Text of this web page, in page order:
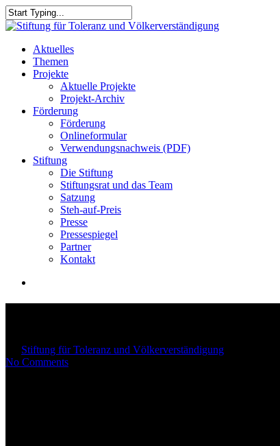
Skip
to
content
Close
search
Menu
Aktuelles
Themen
Projekte
Aktuelle Projekte
Projekt-Archiv
Förderung
Förderung
Onlineformular
Verwendungsnachweis (PDF)
Stiftung
Die Stiftung
Stiftungsrat und das Team
Satzung
Steh-auf-Preis
Presse
Pressespiegel
Partner
Kontakt
Stiftung für Toleranz und Völkerverständigung
No Comments